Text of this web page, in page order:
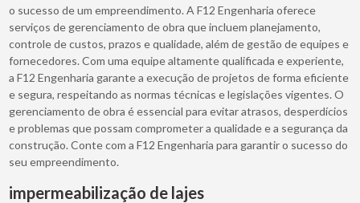
o sucesso de um empreendimento. A F12 Engenharia oferece
serviços de gerenciamento de obra que incluem planejamento,
controle de custos, prazos e qualidade, além de gestão de equipes e
fornecedores. Com uma equipe altamente qualificada e experiente,
a F12 Engenharia garante a execução de projetos de forma eficiente
e segura, respeitando as normas técnicas e legislações vigentes. O
gerenciamento de obra é essencial para evitar atrasos, desperdícios
e problemas que possam comprometer a qualidade e a segurança da
construção. Conte com a F12 Engenharia para garantir o sucesso do
seu empreendimento.
impermeabilização de lajes